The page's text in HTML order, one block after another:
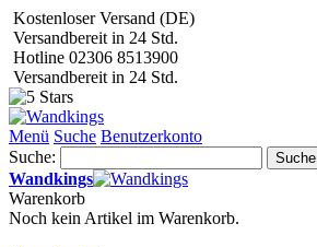
Kostenloser Versand (DE)
Versandbereit in 24 Std.
Hotline 02306 8513900
Versandbereit in 24 Std.
Menü Suche Benutzerkonto
Suche:
Suche
Wandkings
Warenkorb
Noch kein Artikel im Warenkorb.